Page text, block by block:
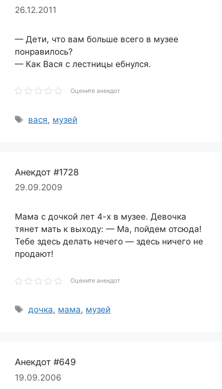
26.12.2011
— Дети, что вам больше всего в музее
понравилось?
— Как Вася с лестницы ебнулся.
Оцените анекдот
Метки
вася, музей
Анекдот #1728
29.09.2009
Мама с дочкой лет 4-х в музее. Девочка
тянет мать к выходу: — Ма, пойдем отсюда!
Тебе здесь делать нечего — здесь ничего не
продают!
Оцените анекдот
Метки
дочка, мама, музей
Анекдот #649
19.09.2006